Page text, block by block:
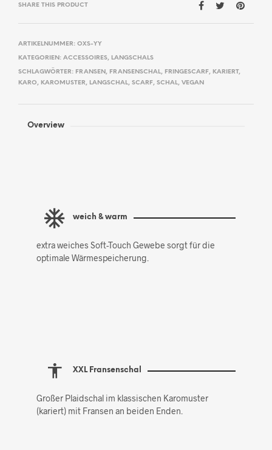
SHARE THIS PRODUCT
ARTIKELNUMMER: OXS-YY
KATEGORIEN: ACCESSOIRES, LANGSCHALS
SCHLAGWÖRTER: FRANSEN , FRANSENSCHAL, FRINGESCARF, KARIERT,
KARO, KAROMUSTER, LANGSCHAL, SCARF, SCHAL, VEGAN
Overview
weich & warm
extra weiches Soft-Touch Gewebe sorgt für die
optimale Wärmespeicherung.
XXL Fransenschal
Großer Plaidschal im klassischen Karomuster
(kariert) mit Fransen an beiden Enden.